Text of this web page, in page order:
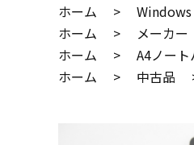
ホーム
> Windows
ホーム
> メーカー
ホーム
> A4ノー
ホーム
> 中古品